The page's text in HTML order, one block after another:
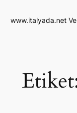
www.italyada.net